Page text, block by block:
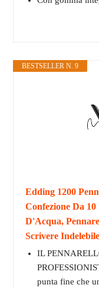
BESTSELLER N. 9
Edding 1200
Confezione Da
D'Acqua,
Scrivere
IL
punta fine che